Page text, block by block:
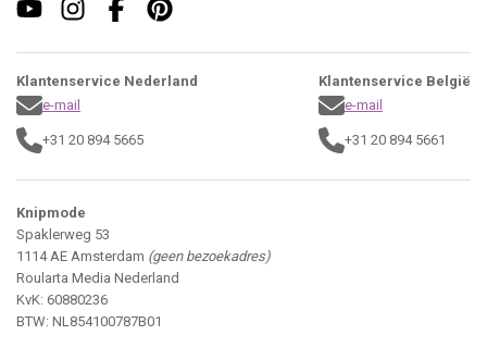
Klantenservice Nederland
e-mail
+31 20 894 5665
Klantenservice België
e-mail
+31 20 894 5661
Knipmode
Spaklerweg 53
1114 AE Amsterdam (geen bezoekadres)
Roularta Media Nederland
KvK: 60880236
BTW: NL854100787B01